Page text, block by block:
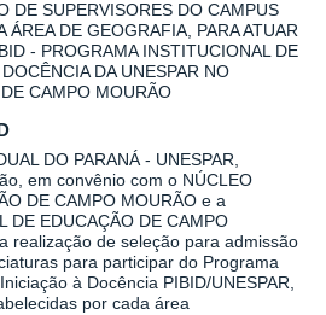
DE SUPERVISORES DO CAMPUS
ÁREA DE GEOGRAFIA, PARA ATUAR
- PROGRAMA INSTITUCIONAL DE
DA UNESPAR NO
CAMPO MOURÃO
DO PARANÁ - UNESPAR,
em convênio com o NÚCLEO
DE CAMPO MOURÃO e a
DE EDUCAÇÃO DE CAMPO
realização de seleção para admissão
para participar do Programa
à Docência PIBID/UNESPAR,
por cada área